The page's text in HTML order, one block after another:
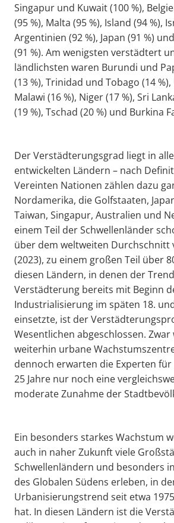
Singapur und Kuwait (100 %),
(95 %), Malta (95 %), Island (94 %),
Argentinien (92 %), Japan (91 %)
(91 %). Am wenigsten verstädtert
ländlichsten waren Burundi und
(13 %), Trinidad und Tobago (14 %),
Malawi (16 %), Niger (17 %), Sri
(19 %), Tschad (20 %) und Burkina
Der Verstädterungsgrad liegt in
entwickelten Ländern – nach
Vereinten Nationen zählen dazu
Nordamerika, die Golfstaaten,
Taiwan, Singapur, Australien und
einem Teil der Schwellenländer
über dem weltweiten Durchschnitt
(2023), zu einem großen Teil über
diesen Ländern, in denen der
Verstädterung bereits mit Beginn
Industrialisierung im späten 18.
einsetzte, ist der
Wesentlichen abgeschlossen.
weiterhin urbane
dennoch erwarten die Experten
25 Jahre nur noch eine
moderate Zunahme der
Ein besonders starkes Wachstum
auch in naher Zukunft viele
Schwellenländern und besonders
des Globalen Südens erleben, in
Urbanisierungstrend seit etwa
hat. In diesen Ländern ist die